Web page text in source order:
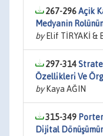
267-296Açik
Medyanin
byElif TİRYAKİ &
297-314
Özelli̇kleri̇ Ve
byKaya AĞIN
315-349
Di̇ji̇tal